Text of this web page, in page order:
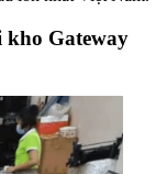
Gateway